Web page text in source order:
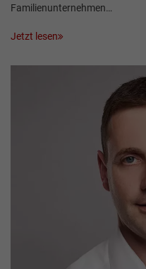
Familienunternehmen…
Jetzt lesen